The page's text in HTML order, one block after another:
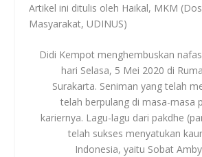
Artikel ini ditulis oleh Haikal, MKM
Masyarakat, UDINUS)
Didi Kempot menghembuskan
hari Selasa, 5 Mei 2020 di
Surakarta. Seniman yang telah
telah berpulang di masa-masa
kariernya. Lagu-lagu dari pakdhe
telah sukses menyatukan
Indonesia, yaitu Sobat